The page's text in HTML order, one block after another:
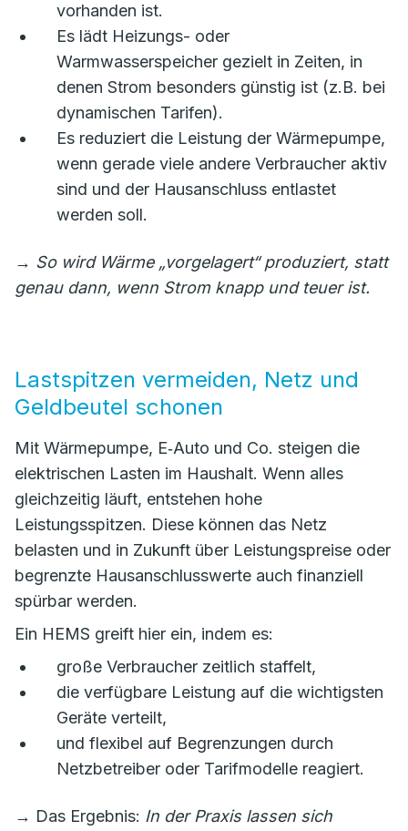
vorhanden ist.
Es lädt Heizungs- oder
Warmwasserspeicher gezielt in Zeiten, in
denen Strom besonders günstig ist (z.B. bei
dynamischen Tarifen).
Es reduziert die Leistung der Wärmepumpe,
wenn gerade viele andere Verbraucher aktiv
sind und der Hausanschluss entlastet
werden soll.
→ So wird Wärme „vorgelagert“ produziert, statt
genau dann, wenn Strom knapp und teuer ist.
Lastspitzen vermeiden, Netz und
Geldbeutel schonen
Mit Wärmepumpe, E‑Auto und Co. steigen die
elektrischen Lasten im Haushalt. Wenn alles
gleichzeitig läuft, entstehen hohe
Leistungsspitzen. Diese können das Netz
belasten und in Zukunft über Leistungspreise oder
begrenzte Hausanschlusswerte auch finanziell
spürbar werden.
Ein HEMS greift hier ein, indem es:
große Verbraucher zeitlich staffelt,
die verfügbare Leistung auf die wichtigsten
Geräte verteilt,
und flexibel auf Begrenzungen durch
Netzbetreiber oder Tarifmodelle reagiert.
→ Das Ergebnis: In der Praxis lassen sich